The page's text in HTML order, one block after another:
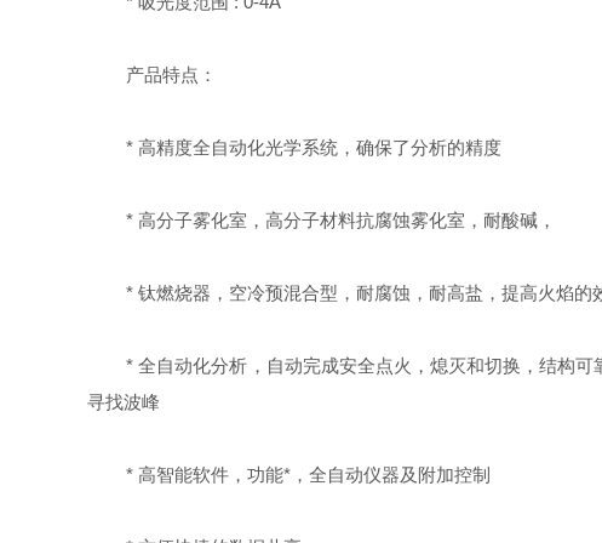
产品特点：
* 高精度全自动化光学系统，确保了分析的精度
* 高分子雾化室，高分子材料抗腐蚀雾化室，耐酸碱，
* 钛燃烧器，空冷预混合型，耐腐蚀，耐高盐，提高火焰的
* 全自动化分析，自动完成安全点火，熄灭和切换，结构可
寻找波峰
* 高智能软件，功能*，全自动仪器及附加控制